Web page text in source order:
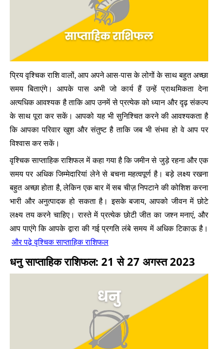
प्रिय वृश्चिक राशि वालों, आप अपने आस-पास के लोगों के साथ बहुत अच्छा
समय बिताएंगे। आपके पास अभी जो कार्य हैं उन्हें प्राथमिकता देना
अत्यधिक आवश्यक है ताकि आप उनमें से प्रत्येक को ध्यान और दृढ़ संकल्प
के साथ पूरा कर सकें। आपको यह भी सुनिश्चित करने की आवश्यकता है
कि आपका परिवार खुश और संतुष्ट है ताकि जब भी संभव हो वे आप पर
विश्वास कर सकें।
वृश्चिक साप्ताहिक राशिफल में कहा गया है कि जमीन से जुड़े रहना और एक
समय पर अधिक जिम्मेदारियां लेने से बचना महत्वपूर्ण है। बड़े लक्ष्य रखना
बहुत अच्छा होता है, लेकिन एक बार में सब चीज़ निपटाने की कोशिश करना
भारी और अनुत्पादक हो सकता है। इसके बजाय, आपको जीवन में छोटे
लक्ष्य तय करने चाहिए। रास्ते में प्रत्येक छोटी जीत का जश्न मनाएं, और
आप पाएंगे कि आपके द्वारा की गई प्रगति लंबे समय में अधिक टिकाऊ है।
और पढ़े वृश्चिक साप्ताहिक राशिफल
धनु साप्ताहिक राशिफल: 21 से 27 अगस्त 2023